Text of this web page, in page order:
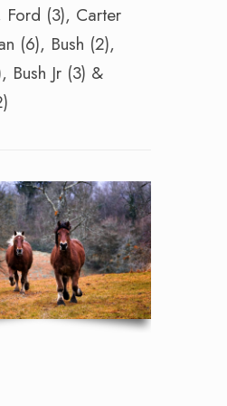
(3), Carter
(6), Bush (2),
Bush Jr (3) &